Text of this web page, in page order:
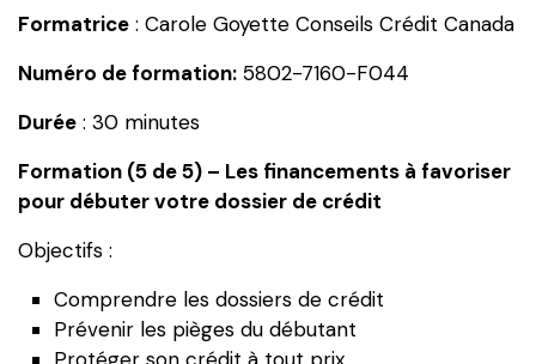
vous
un
entrepreneur?
Formation
(5
5)
Les
financements
Formatrice : Carole Goyette Conseils Crédit Canada
Numéro de formation: 5802-7160-F044
Durée : 30 minutes
Formation (5 de 5) – Les financements à favoriser
pour débuter votre dossier de crédit
Objectifs :
Comprendre les dossiers de crédit
Prévenir les pièges du débutant